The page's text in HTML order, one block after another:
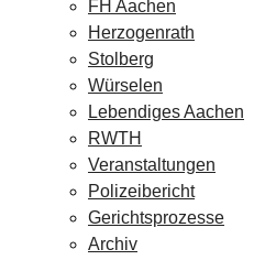
FH Aachen
Herzogenrath
Stolberg
Würselen
Lebendiges Aachen
RWTH
Veranstaltungen
Polizeibericht
Gerichtsprozesse
Archiv